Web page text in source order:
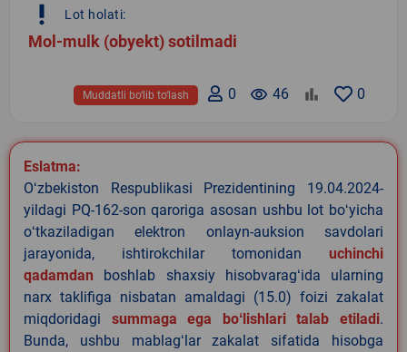
priority_high Lot holati:
Mol-mulk (obyekt) sotilmadi
0
remove_red_eye 46
0
Muddatli bo‘lib to‘lash
Eslatma:
Oʻzbekiston Respublikasi Prezidentining 19.04.2024-
yildagi PQ-162-son qaroriga asosan ushbu lot boʻyicha
oʻtkaziladigan elektron onlayn-auksion savdolari
jarayonida, ishtirokchilar tomonidan uchinchi
qadamdan boshlab shaxsiy hisobvaragʻida ularning
narx taklifiga nisbatan amaldagi (15.0) foizi zakalat
miqdoridagi summaga ega boʻlishlari talab etiladi.
Bunda, ushbu mablagʻlar zakalat sifatida hisobga